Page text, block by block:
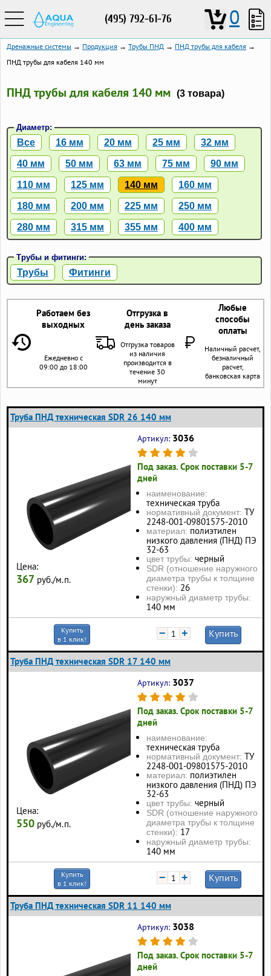
(495) 792-61-76 0
Дренажные системы → Продукция → Трубы ПНД → ПНД трубы для кабеля →
ПНД трубы для кабеля 140 мм
ПНД трубы для кабеля 140 мм (3 товара)
Диаметр:
Все 16 мм 20 мм 25 мм 32 мм
40 мм 50 мм 63 мм 75 мм 90 мм
110 мм 125 мм 140 мм 160 мм
180 мм 200 мм 225 мм 250 мм
280 мм 315 мм 355 мм 400 мм
Трубы и фитинги:
Трубы Фитинги
Работаем без
выходных
Отгрузка в
день заказа
Любые
способы
оплаты
Ежедневно с
09:00 до 18:00
Отгрузка товаров
из наличия
производится в
течение 30
минут
Наличный расчет,
безналичный
расчет,
банковская карта
Труба ПНД техническая SDR 26 140 мм
Цена:
367 руб./м.п.
Артикул: 3036
Под заказ. Срок поставки 5-7
дней
наименование:
техническая труба
нормативный документ: ТУ
2248-001-09801575-2010
материал: полиэтилен
низкого давления (ПНД) ПЭ
32-63
цвет трубы: черный
SDR (отношение наружного
диаметра трубы к толщине
стенки): 26
наружный диаметр трубы:
140 мм
Купить
в 1 клик!
− + Купить
Труба ПНД техническая SDR 17 140 мм
Цена:
550 руб./м.п.
Артикул: 3037
Под заказ. Срок поставки 5-7
дней
наименование:
техническая труба
нормативный документ: ТУ
2248-001-09801575-2010
материал: полиэтилен
низкого давления (ПНД) ПЭ
32-63
цвет трубы: черный
SDR (отношение наружного
диаметра трубы к толщине
стенки): 17
наружный диаметр трубы:
140 мм
Купить
в 1 клик!
− + Купить
Труба ПНД техническая SDR 11 140 мм
Артикул: 3038
Под заказ. Срок поставки 5-7
дней